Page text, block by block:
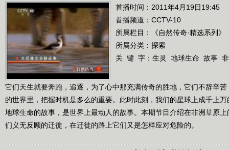
首播时间：2011年4月19日19:45
首播频道： CCTV-10
所属栏目：
《自然传奇·精选系列》
所属分类：探索
关 键 字： 生灵 地球生命 故事
它们天生就要奔跑，追逐，为了心中那充满传奇的胜地，它们不辞辛
的世界里，把握时机是多么的重要。此时此刻，我们的星球上成千上
地球生命的故事，是世界上最动人的故事。本期节目介绍在非洲草原
们义无反顾的迁徙，在迁徙的路上它们又是怎样应对危险的。